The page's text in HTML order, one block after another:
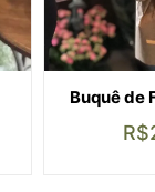
Buquê de
R$